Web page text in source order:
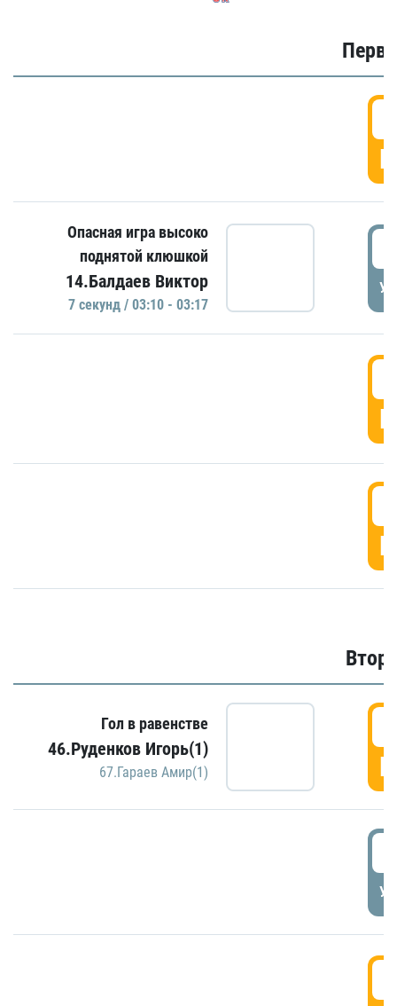
Опасная игра высоко
поднятой клюшкой
14.Балдаев Виктор
7 секунд / 03:10 - 03:17
Гол в равенстве
46.Руденков Игорь(1)
67.Гараев Амир(1)